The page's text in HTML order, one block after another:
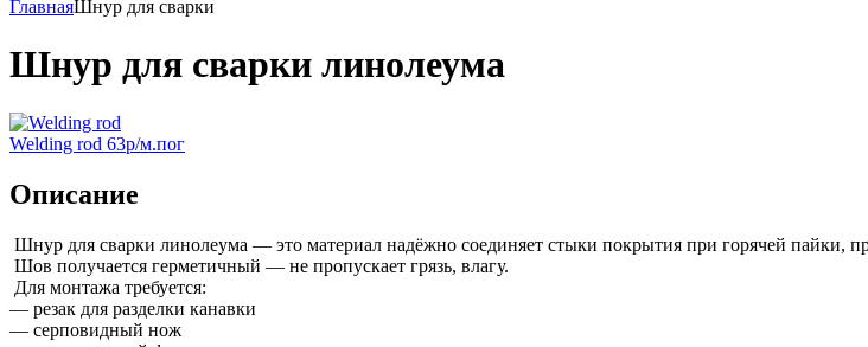
ГлавнаяШнур для сварки
Шнур для сварки линолеума
Welding rod 63р/м.пог
Описание
Шнур для сварки линолеума — это материал надёжно соединяет стыки покрытия при горячей пайки,
Шов получается герметичный — не пропускает грязь, влагу.
Для монтажа требуется:
— резак для разделки канавки
— серповидный нож